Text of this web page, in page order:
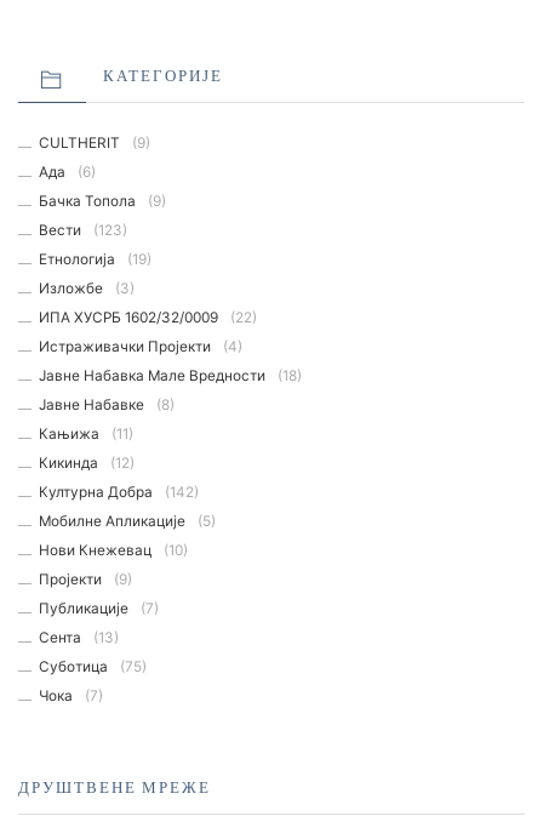
КАТЕГОРИЈЕ
CULTHERIT
(9)
Ада
(6)
Бачка Топола
(9)
Вести
(123)
Етнологијa
(19)
Изложбе
(3)
ИПА ХУСРБ 1602/32/0009
(22)
Истраживачки Пројекти
(4)
Јавне Набавка Мале Вредности
(18)
Јавне Набавке
(8)
Кањижа
(11)
Кикинда
(12)
Културна Добра
(142)
Мобилне Апликације
(5)
Нови Кнежевац
(10)
Пројекти
(9)
Публикације
(7)
Сента
(13)
Суботица
(75)
Чока
(7)
ДРУШТВЕНЕ МРЕЖЕ